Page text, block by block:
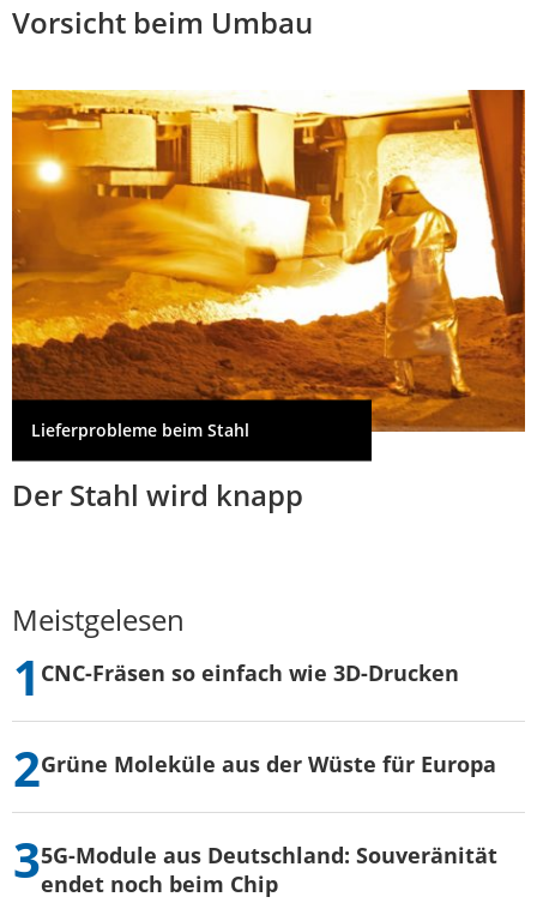
Vorsicht beim Umbau
Lieferprobleme beim Stahl
Der Stahl wird knapp
Meistgelesen
CNC-Fräsen so einfach wie 3D-Drucken
Grüne Moleküle aus der Wüste für Europa
5G-Module aus Deutschland: Souveränität
endet noch beim Chip